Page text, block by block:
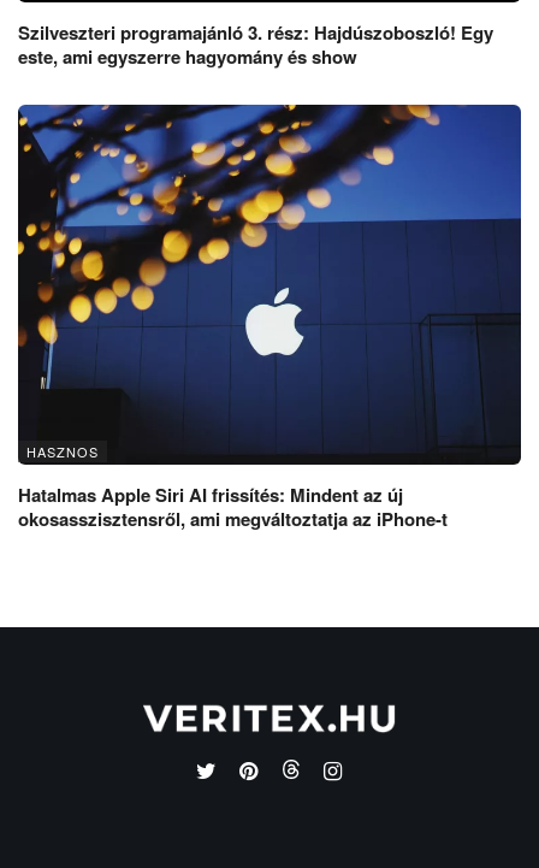
Szilveszteri programajánló 3. rész: Hajdúszoboszló! Egy
este, ami egyszerre hagyomány és show
HASZNOS
Hatalmas Apple Siri AI frissítés: Mindent az új
okosasszisztensről, ami megváltoztatja az iPhone-t